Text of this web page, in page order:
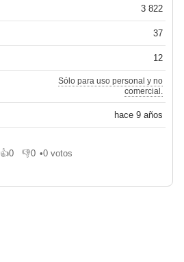
3 822
37
12
Sólo para uso personal y no
comercial.
hace 9 años
👍0
Me gusta
👎0
No me gusta
•0 votos